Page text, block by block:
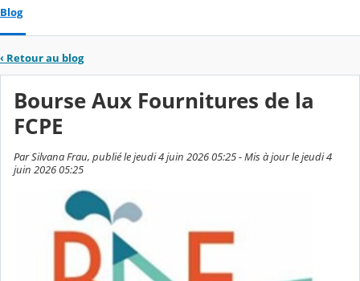
Blog
‹ Retour au blog
Bourse Aux Fournitures de la
FCPE
Par Silvana Frau, publié le jeudi 4 juin 2026 05:25 - Mis à jour le jeudi 4
juin 2026 05:25